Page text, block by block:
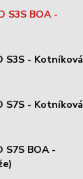
S3S BOA -
S3S - Kotníková
S7S - Kotníková
S7S BOA -